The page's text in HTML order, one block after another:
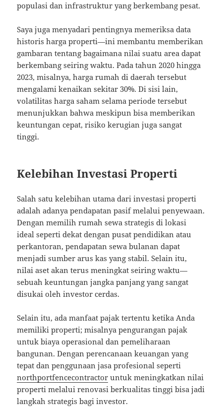
populasi dan infrastruktur yang berkembang pesat.
Saya juga menyadari pentingnya memeriksa data
historis harga properti—ini membantu memberikan
gambaran tentang bagaimana nilai suatu area dapat
berkembang seiring waktu. Pada tahun 2020 hingga
2023, misalnya, harga rumah di daerah tersebut
mengalami kenaikan sekitar 30%. Di sisi lain,
volatilitas harga saham selama periode tersebut
menunjukkan bahwa meskipun bisa memberikan
keuntungan cepat, risiko kerugian juga sangat
tinggi.
Kelebihan Investasi Properti
Salah satu kelebihan utama dari investasi properti
adalah adanya pendapatan pasif melalui penyewaan.
Dengan memilih rumah sewa strategis di lokasi
ideal seperti dekat dengan pusat pendidikan atau
perkantoran, pendapatan sewa bulanan dapat
menjadi sumber arus kas yang stabil. Selain itu,
nilai aset akan terus meningkat seiring waktu—
sebuah keuntungan jangka panjang yang sangat
disukai oleh investor cerdas.
Selain itu, ada manfaat pajak tertentu ketika Anda
memiliki properti; misalnya pengurangan pajak
untuk biaya operasional dan pemeliharaan
bangunan. Dengan perencanaan keuangan yang
tepat dan penggunaan jasa profesional seperti
northportfencecontractor untuk meningkatkan nilai
properti melalui renovasi berkualitas tinggi bisa jadi
langkah strategis bagi investor.